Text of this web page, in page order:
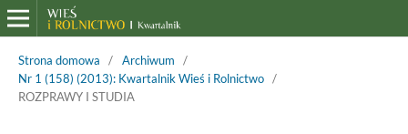
Strona domowa / Archiwum
/
Nr 1 (158) (2013): Kwartalnik Wieś i Rolnictwo /
ROZPRAWY I STUDIA